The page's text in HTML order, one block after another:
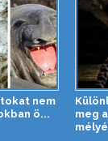
nem
ö...
meg